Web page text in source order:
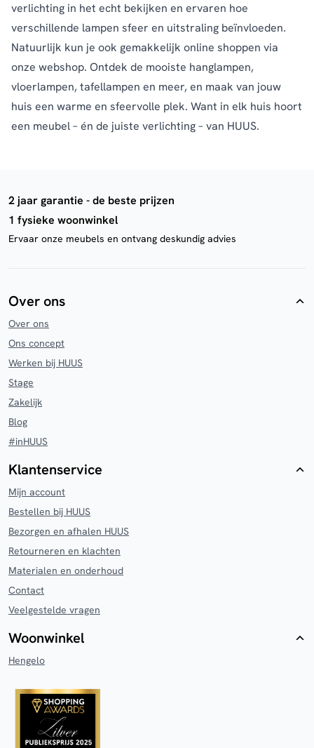
verlichting in het echt bekijken en ervaren hoe
verschillende lampen sfeer en uitstraling beïnvloeden.
Natuurlijk kun je ook gemakkelijk online shoppen via
onze webshop. Ontdek de mooiste hanglampen,
vloerlampen, tafellampen en meer, en maak van jouw
huis een warme en sfeervolle plek. Want in elk huis hoort
een meubel – én de juiste verlichting – van HUUS.
2 jaar garantie - de beste prijzen
1 fysieke woonwinkel
Ervaar onze meubels en ontvang deskundig advies
Over ons
Over ons
Ons concept
Werken bij HUUS
Stage
Zakelijk
Blog
#inHUUS
Klantenservice
Mijn account
Bestellen bij HUUS
Bezorgen en afhalen HUUS
Retourneren en klachten
Materialen en onderhoud
Contact
Veelgestelde vragen
Woonwinkel
Hengelo